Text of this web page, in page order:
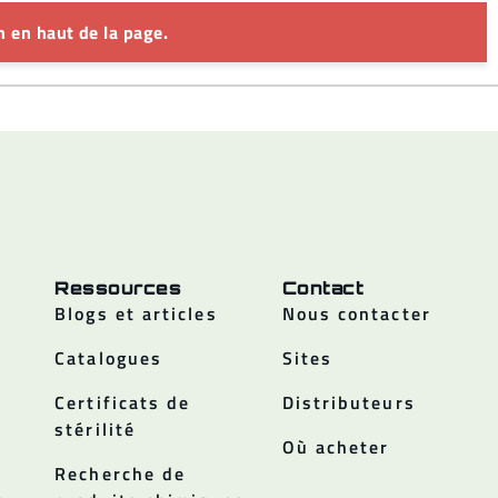
haut de la page.
Ressources
Blogs et articles
Catalogues
Certificats de
stérilité
Recherche de
Contact
Nous contacter
Sites
Distributeurs
Où acheter